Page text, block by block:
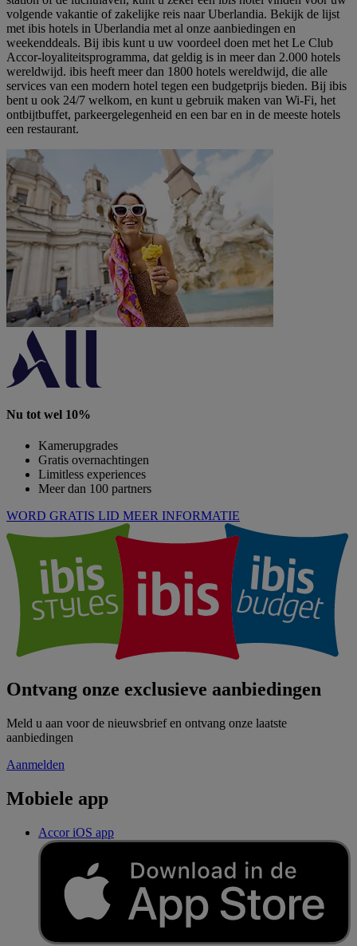
volgende vakantie of zakelijke reis naar Uberlandia. Bekijk de lijst
met ibis hotels in Uberlandia met al onze aanbiedingen en
weekenddeals. Bij ibis kunt u uw voordeel doen met het Le Club
Accor-loyaliteitsprogramma, dat geldig is in meer dan 2.000 hotels
wereldwijd. ibis heeft meer dan 1800 hotels wereldwijd, die alle
services van een modern hotel tegen een budgetprijs bieden. Bij ibis
bent u ook 24/7 welkom, en kunt u gebruik maken van Wi-Fi, het
ontbijtbuffet, parkeergelegenheid en een bar en in de meeste hotels
een restaurant.
Nu tot wel 10%
Kamerupgrades
Gratis overnachtingen
Limitless experiences
Meer dan 100 partners
WORD GRATIS LID MEER INFORMATIE
Ontvang onze exclusieve aanbiedingen
Meld u aan voor de nieuwsbrief en ontvang onze laatste
aanbiedingen
Aanmelden
Mobiele app
Accor iOS app